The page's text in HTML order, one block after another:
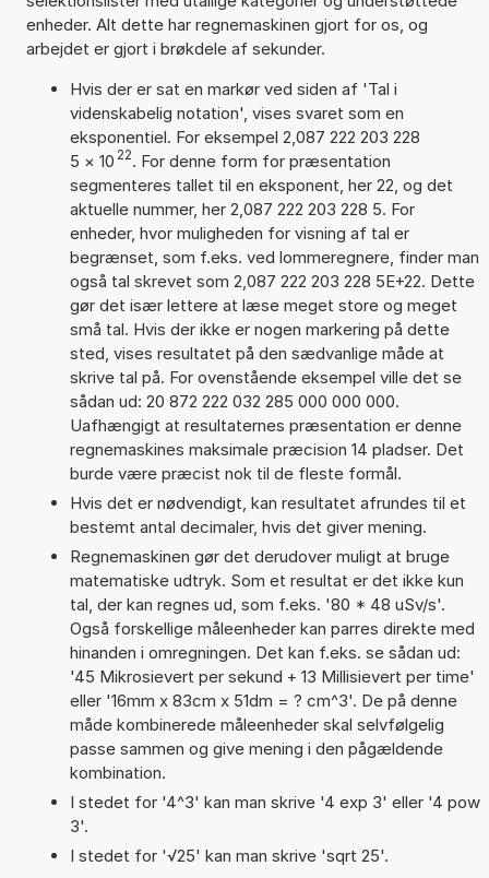
enheder. Alt dette har regnemaskinen gjort for os, og
arbejdet er gjort i brøkdele af sekunder.
Hvis der er sat en markør ved siden af 'Tal i
videnskabelig notation', vises svaret som en
eksponentiel. For eksempel 2,087 222 203 228
5 × 10 22. For denne form for præsentation
segmenteres tallet til en eksponent, her 22, og det
aktuelle nummer, her 2,087 222 203 228 5. For
enheder, hvor muligheden for visning af tal er
begrænset, som f.eks. ved lommeregnere, finder man
også tal skrevet som 2,087 222 203 228 5E+22. Dette
gør det især lettere at læse meget store og meget
små tal. Hvis der ikke er nogen markering på dette
sted, vises resultatet på den sædvanlige måde at
skrive tal på. For ovenstående eksempel ville det se
sådan ud: 20 872 222 032 285 000 000 000.
Uafhængigt at resultaternes præsentation er denne
regnemaskines maksimale præcision 14 pladser. Det
burde være præcist nok til de fleste formål.
Hvis det er nødvendigt, kan resultatet afrundes til et
bestemt antal decimaler, hvis det giver mening.
Regnemaskinen gør det derudover muligt at bruge
matematiske udtryk. Som et resultat er det ikke kun
tal, der kan regnes ud, som f.eks. '80 * 48 uSv/s'.
Også forskellige måleenheder kan parres direkte med
hinanden i omregningen. Det kan f.eks. se sådan ud:
'45 Mikrosievert per sekund + 13 Millisievert per time'
eller '16mm x 83cm x 51dm = ? cm^3'. De på denne
måde kombinerede måleenheder skal selvfølgelig
passe sammen og give mening i den pågældende
kombination.
I stedet for '4^3' kan man skrive '4 exp 3' eller '4 pow
3'.
I stedet for '√25' kan man skrive 'sqrt 25'.